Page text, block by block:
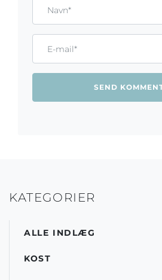
KATEGORIER
ALLE INDLÆG
KOST